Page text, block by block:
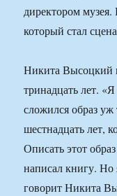
директором
который стал
Никита Высоцкий
тринадцать лет.
сложился образ
шестнадцать лет,
Описать этот
написал книгу.
говорит Никита